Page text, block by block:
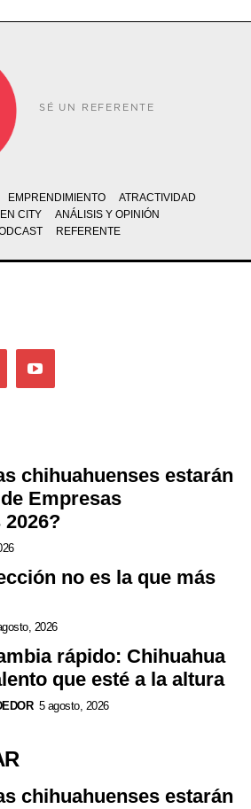
SÉ UN REFERENTE
EMPRENDIMIENTO
ATRACTIVIDAD
CITY
ANÁLISIS Y OPINIÓN
REFERENTE
chihuahuenses estarán
Empresas
no es la que más
2026
rápido: Chihuahua
que esté a la altura
5 agosto, 2026
chihuahuenses estarán